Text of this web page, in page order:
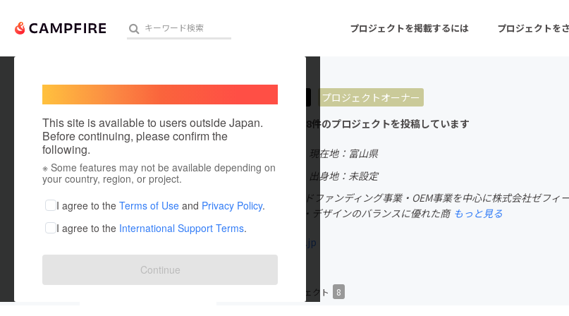
プロジェクトを掲載するには プロジェクトを
人気のプロジェクト 注目のリターン 注目の新着プロジェクト
アート・写真 音楽
テクノロジー・ガジェット
ゲーム・サービス開発 フード
映像・映画
ビジネス・起業
まちづくり・地域活性化
This site is available to users outside Japan.
Before continuing, please confirm the
following.
※ Some features may not be available depending on
your country, region, or project.
I agree to the Terms of Use and Privacy Policy.
I agree to the International Support Terms.
Continue
プロジェクトオーナー
これまでに8件のプロジェクトを投稿しています
現在地：富山県
出身国：日本
出身地：未設定
livligはクラウドファンディング事業・OEM事業を中心に株式会社ゼフ
用性と機能性・デザインのバランスに優れた商 もっと見る
www.idog.jp
プロジェクト 8